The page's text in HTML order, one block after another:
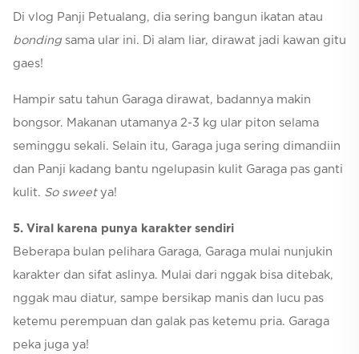
Di vlog Panji Petualang, dia sering bangun ikatan atau
bondingsama ular ini. Di alam liar, dirawat jadi kawan gitu
gaes!
Hampir satu tahun Garaga dirawat, badannya makin
bongsor. Makanan utamanya 2-3 kg ular piton selama
seminggu sekali. Selain itu, Garaga juga sering dimandiin
dan Panji kadang bantu ngelupasin kulit Garaga pas ganti
kulit. So sweet ya!
5. Viral karena punya karakter sendiri
Beberapa bulan pelihara Garaga, Garaga mulai nunjukin
karakter dan sifat aslinya. Mulai dari nggak bisa ditebak,
nggak mau diatur, sampe bersikap manis dan lucu pas
ketemu perempuan dan galak pas ketemu pria. Garaga
peka juga ya!